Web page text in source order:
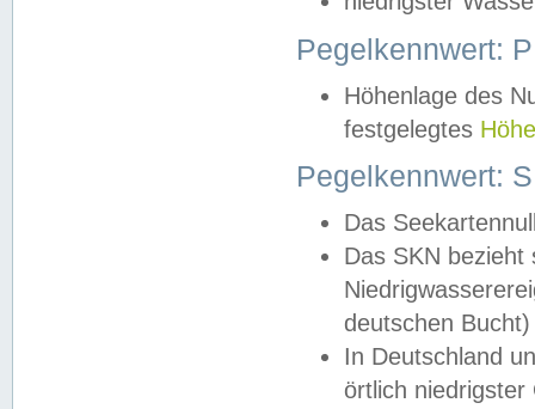
Pegelkennwert:
Höhenlage des
festgelegtes
Pegelkennwert:
Das
Das SKN
deutschen
In Deutschland
örtlich